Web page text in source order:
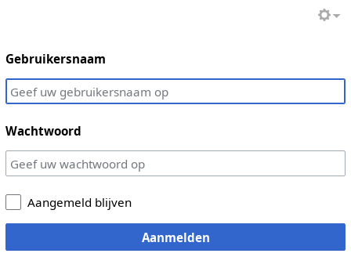
Gebruikersnaam
Wachtwoord
Aangemeld blijven
Aanmelden